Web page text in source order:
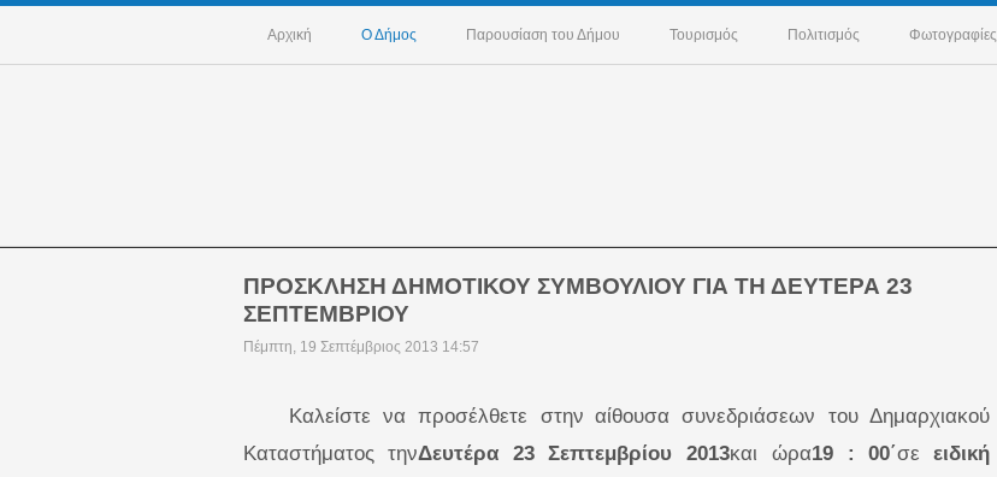
Αρχική Ο Δήμος Παρουσίαση του Δήμου Τουρισμός Πολιτισμός Φωτογραφίες
ΠΡΟΣΚΛΗΣΗ ΔΗΜΟΤΙΚΟΥ ΣΥΜΒΟΥΛΙΟΥ ΓΙΑ ΤΗ ΔΕΥΤΕΡΑ 23
ΣΕΠΤΕΜΒΡΙΟΥ
Πέμπτη, 19 Σεπτέμβριος 2013 14:57
Καλείστε να προσέλθετε στην αίθουσα συνεδριάσεων του Δημαρχιακού
Καταστήματος τηνΔευτέρα 23 Σεπτεμβρίου 2013και ώρα19 : 00΄σε ειδική